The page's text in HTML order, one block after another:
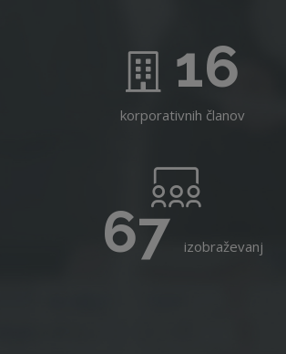
16
korporativnih članov
67izobraževanj